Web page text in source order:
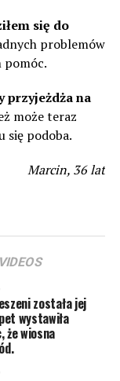
się do
problemów
pomóc.
przyjeżdża na
może teraz
się podoba.
Marcin, 36 lat
VIDEOS
została jej
wystawiła
że wiosna